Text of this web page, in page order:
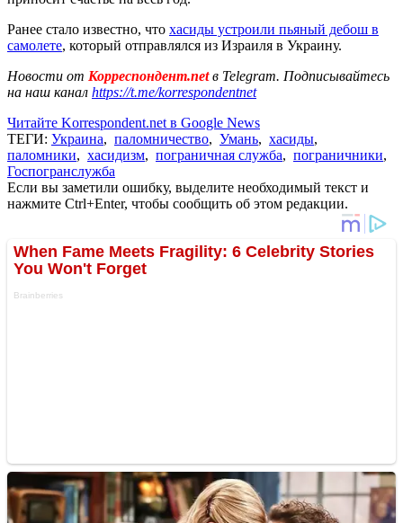
Ранее стало известно, что хасиды устроили пьяный дебош в
самолете, который отправлялся из Израиля в Украину.
Новости от Корреспондент.netв Telegram. Подписывайтесь
на наш канал https://t.me/korrespondentnet
Читайте Korrespondent.net в Google News
ТЕГИ: Украина, паломничество, Умань, хасиды,
паломники, хасидизм, пограничная служба, пограничники,
Госпогранслужба
Если вы заметили ошибку, выделите необходимый текст и
нажмите Ctrl+Enter, чтобы сообщить об этом редакции.